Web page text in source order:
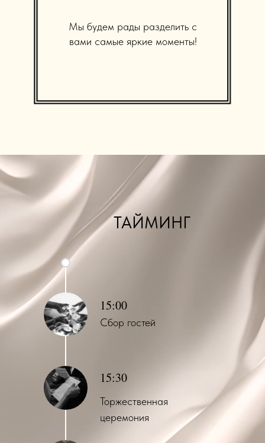
Мы будем рады разделить с
вами самые яркие моменты!
ТАЙМИНГ
Сбор гостей
15:00
15:30
Торжественная
церемония